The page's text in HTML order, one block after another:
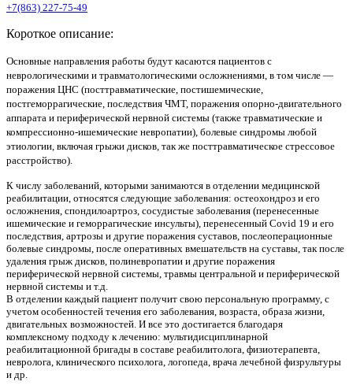
+7(863) 227-75-49
Короткое описание:
Основные направления работы будут касаются пациентов с
неврологическими и травматологическими осложнениями, в том числе —
поражения ЦНС (посттравматические, постишемические,
постгеморрагические, последствия ЧМТ, поражения опорно-двигательного
аппарата и периферической нервной системы (также травматические и
компрессионно-ишемические невропатии), болевые синдромы любой
этиологии, включая грыжи дисков, так же посттравматическое стрессовое
расстройство).
К числу заболеваний, которыми занимаются в отделении медицинской
реабилитации, относятся следующие заболевания: остеохондроз и его
осложнения, спондилоартроз, сосудистые заболевания (перенесенные
ишемические и геморрагические инсульты), перенесенный Covid 19 и его
последствия, артрозы и другие поражения суставов, послеоперационные
болевые синдромы, после оперативных вмешательств на суставы, так после
удаления грыж дисков, полиневропатии и другие поражения
периферической нервной системы, травмы центральной и периферической
нервной системы и т.д.
В отделении каждый пациент получит свою персональную программу, с
учетом особенностей течения его заболевания, возраста, образа жизни,
двигательных возможностей. И все это достигается благодаря
комплексному подходу к лечению: мультидисциплинарной
реабилитационной бригады в составе реабилитолога, физиотерапевта,
невролога, клинического психолога, логопеда, врача лечебной физрультуры
и др.